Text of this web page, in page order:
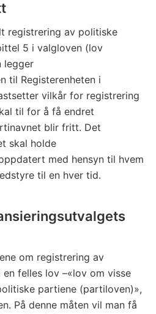
registrering av politiske
5 i valgloven (lov
legger
til Registerenheten i
vilkår for registrering
til for å få endret
blir fritt. Det
skal holde
med hensyn til hvem
til en hver tid.
om registrering av
felles lov –«lov om visse
partiene (partiloven)»,
På denne måten vil man få